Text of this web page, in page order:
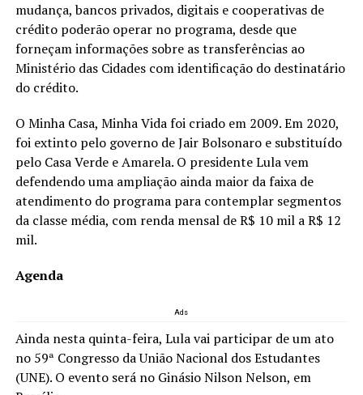
mudança, bancos privados, digitais e cooperativas de
crédito poderão operar no programa, desde que
forneçam informações sobre as transferências ao
Ministério das Cidades com identificação do destinatário
do crédito.
O Minha Casa, Minha Vida foi criado em 2009. Em 2020,
foi extinto pelo governo de Jair Bolsonaro e substituído
pelo Casa Verde e Amarela. O presidente Lula vem
defendendo uma ampliação ainda maior da faixa de
atendimento do programa para contemplar segmentos
da classe média, com renda mensal de R$ 10 mil a R$ 12
mil.
Agenda
Ads
Ainda nesta quinta-feira, Lula vai participar de um ato
no 59ª Congresso da União Nacional dos Estudantes
(UNE). O evento será no Ginásio Nilson Nelson, em